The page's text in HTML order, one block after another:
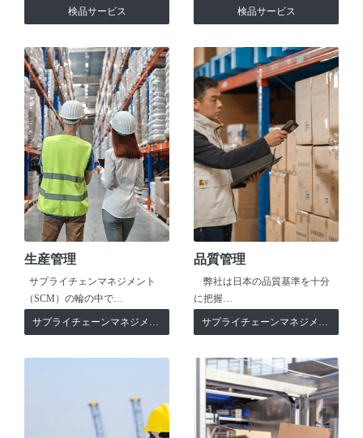
検品サービス 検品サービス
生産管理
サプライチェンマネジメント
（SCM）の輪の中で…
サプライチェーンマネジメント
品質管理
弊社は日本の品質基準を十分
に把握…
サプライチェーンマネジメント